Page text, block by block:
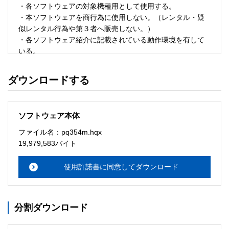
・各ソフトウェアの対象機種用として使用する。
・本ソフトウェアを商行為に使用しない。（レンタル・疑
似レンタル行為や第３者へ販売しない。）
・各ソフトウェア紹介に記載されている動作環境を有して
いる。
・ソフトウェアを改変、またはリバースエンジニアリング
ソフトウェアのサポート
・本サーバでは、ユーザーサポートは行いません。搭載ソ
メーションセンターまでお願い
ルをお読み下さい。
ソフトウェアの保証範囲
ダウンロードする
ソフトウェア本体
ファイル名：pq354m.hqx
19,979,583バイト
使用許諾書に同意してダウンロード
分割ダウンロード